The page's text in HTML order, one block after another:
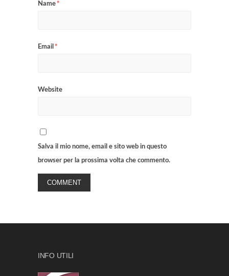
Name*
Email *
Website
Salva il mio nome, email e sito web in questo
browser per la prossima volta che commento.
INFO UTILI